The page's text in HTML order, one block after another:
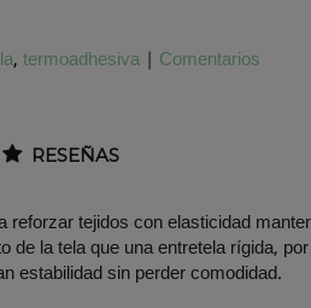
termoadhesiva | Comentarios
RESEÑAS
reforzar tejidos con elasticidad
la tela que una entretela rígida,
estabilidad sin perder comodidad.